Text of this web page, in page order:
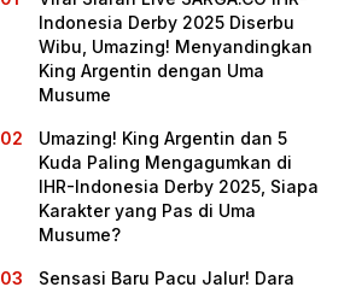
Indonesia Derby 2025 Diserbu
Wibu, Umazing! Menyandingkan
King Argentin dengan Uma
Musume
Umazing! King Argentin dan 5
Kuda Paling Mengagumkan di
IHR-Indonesia Derby 2025, Siapa
Karakter yang Pas di Uma
Musume?
Sensasi Baru Pacu Jalur! Dara